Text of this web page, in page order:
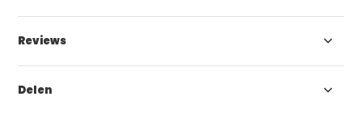
Reviews
Delen